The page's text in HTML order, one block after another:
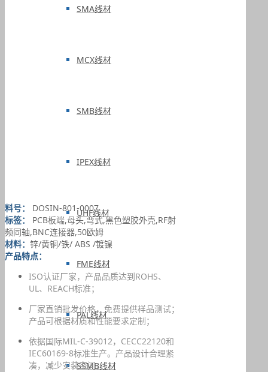
SMA线材
MCX线材
SMB线材
IPEX线材
UHF线材
FME线材
PAL线材
SSMB线材
料号： DOSIN-801-0007
标签： PCB板端,母头,弯式,黑色塑胶外壳,RF射
频同轴,BNC连接器,50欧姆
材料： 锌/黄铜/铁/ ABS /镀镍
产品特点：
ISO认证厂家，产品品质达到ROHS、
UL、REACH标准；
厂家直销批发价格，免费提供样品测试；
产品可根据材质和性能要求定制；
依据国际MIL-C-39012，CECC22120和
IEC60169-8标准生产。产品设计合理紧
凑，减少安装空间；